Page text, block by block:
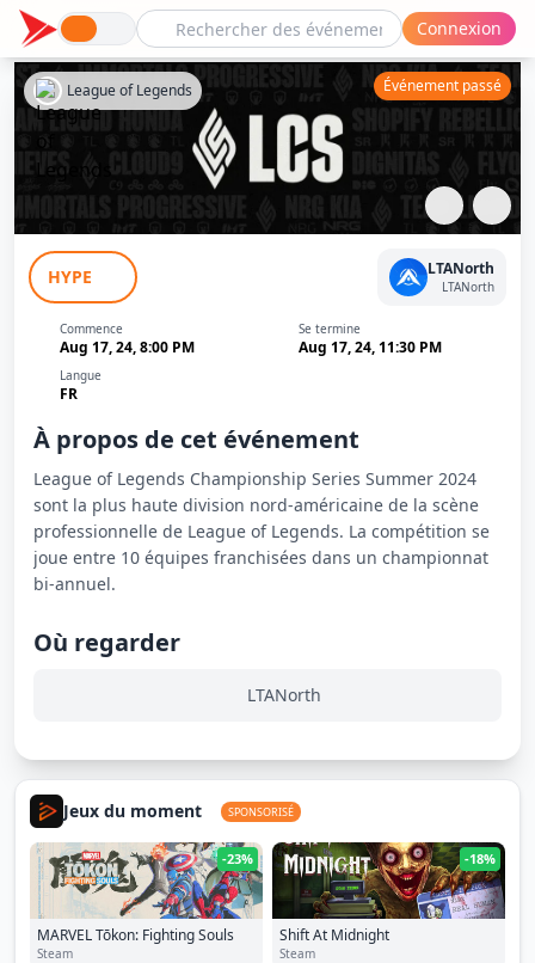
Connexion
LCS Summer 2024: Dignitas - 100
League of Legends Événement passé
HYPE LTANorth
LTANorth
Commence
Aug 17, 24, 8:00 PM
Se termine
Aug 17, 24, 11:30 PM
Langue
FR
À propos de cet événement
League of Legends Championship Series Summer 2024
sont la plus haute division nord-américaine de la scène
professionnelle de League of Legends. La compétition se
joue entre 10 équipes franchisées dans un championnat
bi-annuel.
Où regarder
LTANorth
Jeux du moment SPONSORISÉ
-23%
MARVEL Tōkon: Fighting Souls
Steam
-18%
Shift At Midnight
Steam